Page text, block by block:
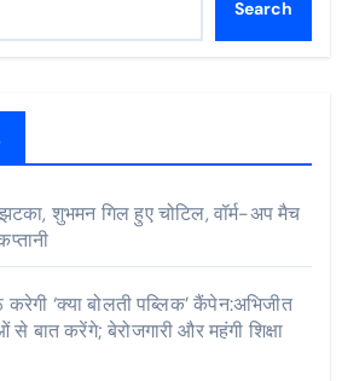
Search
शुभमन गिल हुए चोटिल, वॉर्म-अप मैच
‘क्या बोलती पब्लिक’ कैंपेन:अभिजीत
बात करेंगे; बेरोजगारी और महंगी शिक्षा